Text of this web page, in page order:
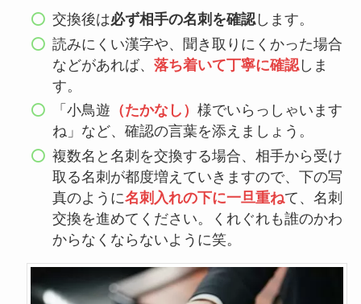
交換後は必ず相手の名刺を確認します。
読みにくい漢字や、聞き取りにくかった場合
などがあれば、落ち着いて丁寧に確認 しま
す。
「小鳥遊 （たかなし）様でいらっしゃいます
ね」など、確認の言葉を添えましょう。
複数名と名刺を交換する場合、相手から受け
取る名刺が都度増えていきますので、下の写
真のように名刺入れの下に一旦重ねて、名刺
交換を進めてください。くれぐれも誰のかわ
からなくならないように笑。